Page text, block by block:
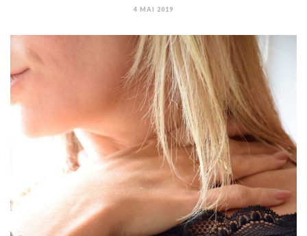
4 MAI 2019